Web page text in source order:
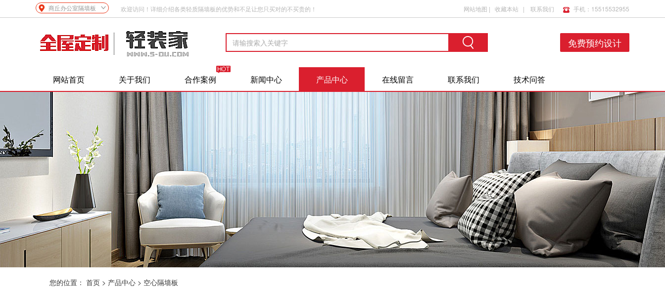
商丘办公室隔墙板 欢迎访问！详细介绍各类轻质隔墙板的优势和不足让您只买对的不买贵的！ 网站地图 | 收藏本站 | 联系我们 手机：15515532955
免费预约设计
网站首页 关于我们 合作案例 新闻中心 产品中心 在线留言 联系我们 技术问答
您的位置： 首页 > 产品中心 > 空心隔墙板